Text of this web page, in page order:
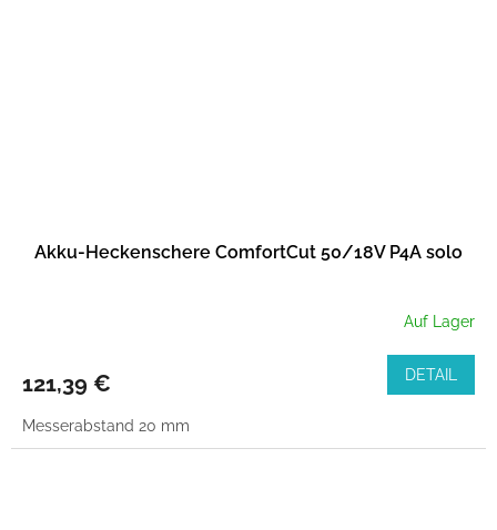
Akku-Heckenschere ComfortCut 50/18V P4A solo
Auf Lager
121,39 € DETAIL
Messerabstand 20 mm